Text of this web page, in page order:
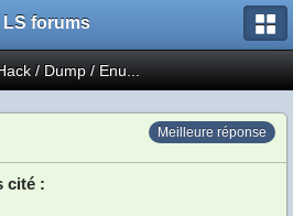
LS forums
/ Dump / Enu...
Meilleure réponse
cité :